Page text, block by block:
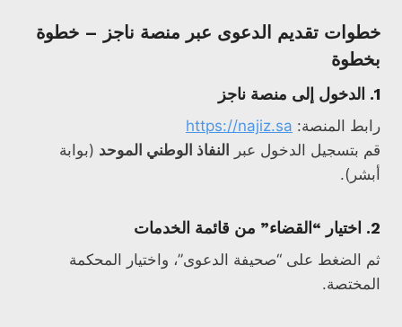
خطوات تقديم الدعوى عبر منصة ناجز – خطوة
بخطوة
1. الدخول إلى منصة ناجز
رابط المنصة: https://najiz.sa
قم بتسجيل الدخول عبر
النفاذ الوطني الموحد (بوابة
أبشر).
2. اختيار “القضاء” من قائمة الخدمات
ثم الضغط على “صحيفة الدعوى”، واختيار المحكمة
المختصة.